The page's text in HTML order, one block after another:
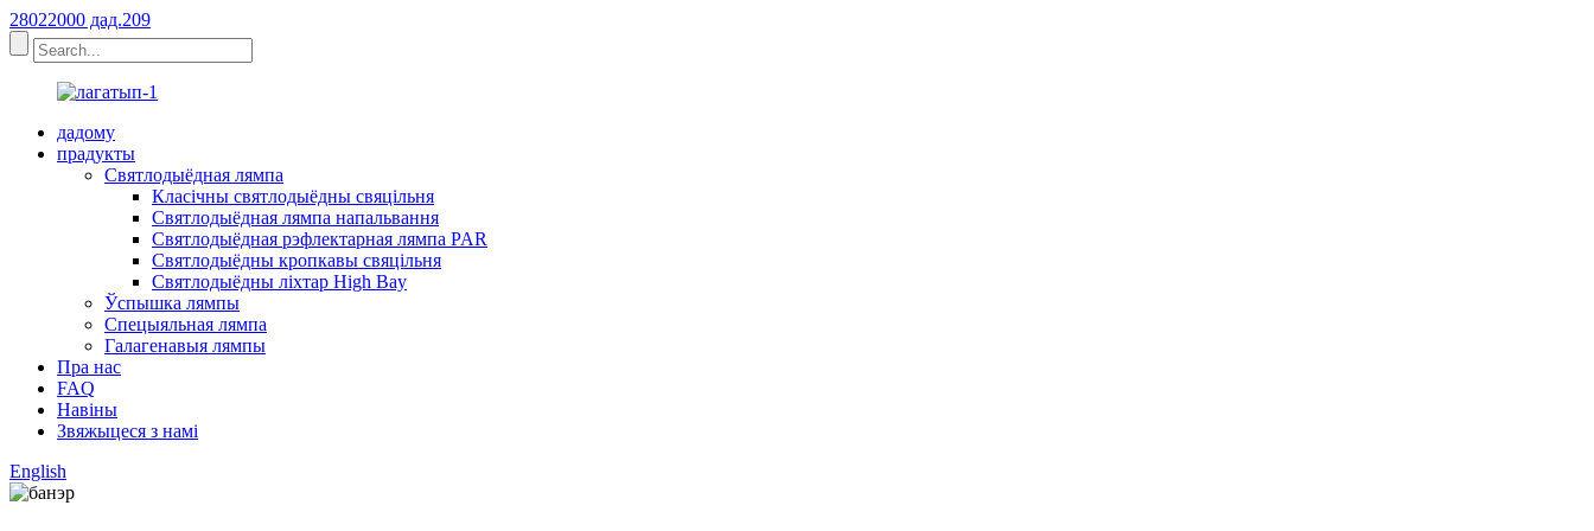
28022000 дад.209
дадому
прадукты
Святлодыёдная лямпа
Класічны святлодыёдны свяцільня
Святлодыёдная лямпа напальвання
Святлодыёдная рэфлектарная лямпа PAR
Святлодыёдны кропкавы свяцільня
Святлодыёдны ліхтар High Bay
Ўспышка лямпы
Спецыяльная лямпа
Галагенавыя лямпы
Пра нас
FAQ
Навіны
Звяжыцеся з намі
English